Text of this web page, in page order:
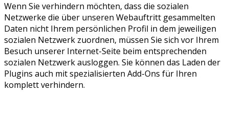
Wenn Sie verhindern möchten, dass die sozialen
Netzwerke die über unseren Webauftritt gesammelten
Daten nicht Ihrem persönlichen Profil in dem jeweiligen
sozialen Netzwerk zuordnen, müssen Sie sich vor Ihrem
Besuch unserer Internet-Seite beim entsprechenden
sozialen Netzwerk ausloggen. Sie können das Laden der
Plugins auch mit spezialisierten Add-Ons für Ihren
komplett verhindern.